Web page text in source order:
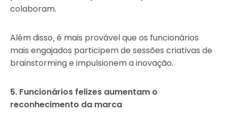
colaboram.
Além disso, é mais provável que os funcionários
mais engajados participem de sessões criativas de
brainstorming e impulsionem a inovação.
5. Funcionários felizes aumentam o
reconhecimento da marca